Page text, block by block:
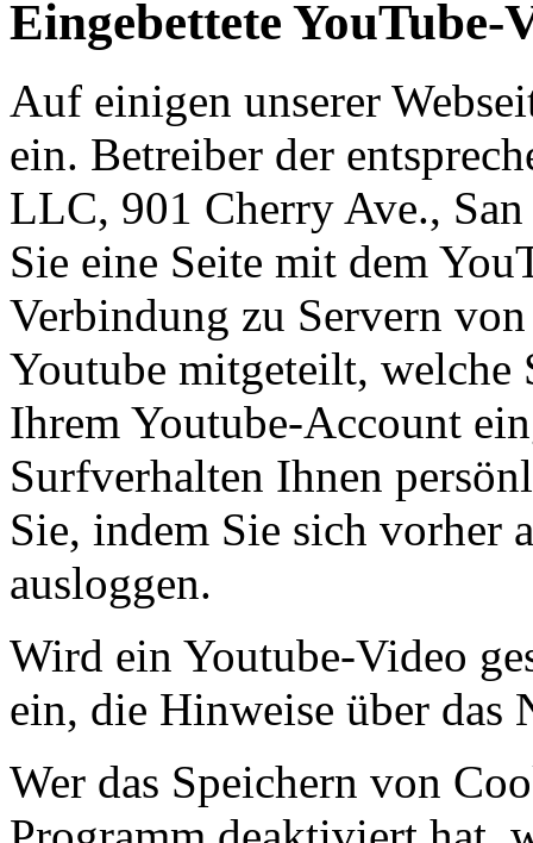
Eingebettete YouTube-
Auf einigen unserer
ein. Betreiber der
LLC, 901 Cherry Ave.,
Sie eine Seite mit dem
Verbindung zu Servern
Youtube mitgeteilt, welche
Ihrem Youtube-Account
Surfverhalten Ihnen
Sie, indem Sie sich vorher
ausloggen.
Wird ein Youtube-Video
ein, die Hinweise über das
Wer das Speichern von